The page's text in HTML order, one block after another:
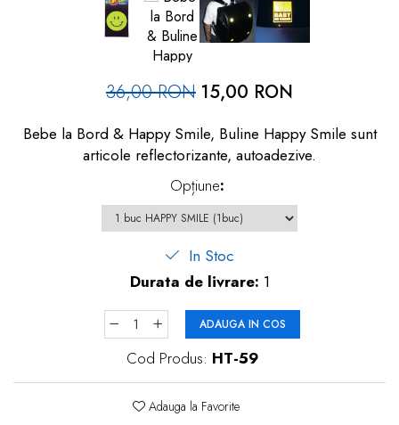
dopuri de urechi
Produse îngrijire copii
36,00 RON 15,00 RON
Bebe la Bord & Happy Smile, Buline Happy Smile sunt
articole reflectorizante, autoadezive.
Opțiune:
In Stoc
Durata de livrare: 1
ADAUGA IN COS
Cod Produs: HT-59
Adauga la Favorite